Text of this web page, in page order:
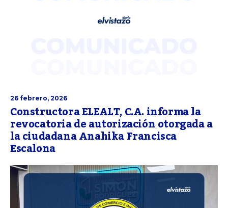
26 febrero, 2026
Constructora ELEALT, C.A. informa la
revocatoria de autorización otorgada a
la ciudadana Anahika Francisca
Escalona